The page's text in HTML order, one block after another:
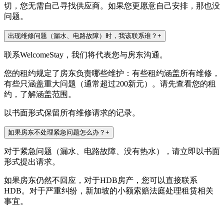
切，您无需自己寻找供应商。如果您更愿意自己安排，那也没
问题。
出现维修问题（漏水、电路故障）时，我该联系谁？ +
联系WelcomeStay，我们将代表您与房东沟通。
您的租约规定了房东负责哪些维护：有些租约涵盖所有维修，
有些只涵盖重大问题（通常超过200新元）。请先查看您的租
约，了解涵盖范围。
以书面形式保留所有维修请求的记录。
如果房东不处理紧急问题怎么办？ +
对于紧急问题（漏水、电路故障、没有热水），请立即以书面
形式提出请求。
如果房东仍然不回应，对于HDB房产，您可以直接联系
HDB。对于严重纠纷，新加坡的小额索赔法庭处理租赁相关
事宜。